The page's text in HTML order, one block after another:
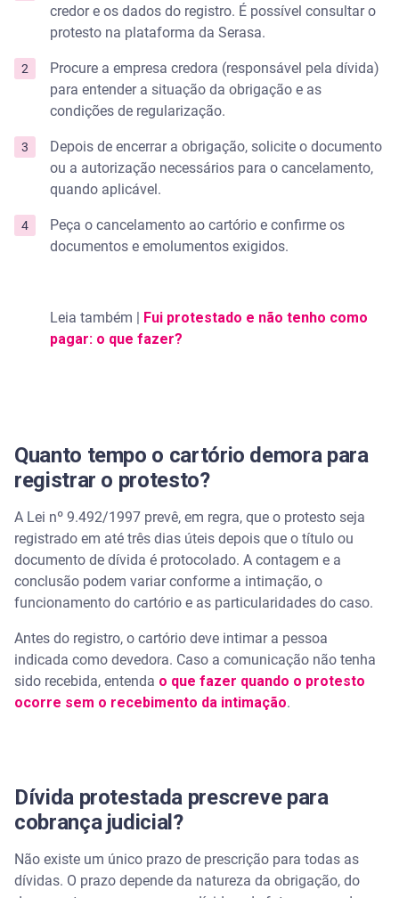
credor e os dados do registro. É possível consultar o
protesto na plataforma da Serasa.
Procure a empresa credora (responsável pela dívida)
para entender a situação da obrigação e as
condições de regularização.
Depois de encerrar a obrigação, solicite o documento
ou a autorização necessários para o cancelamento,
quando aplicável.
Peça o cancelamento ao cartório e confirme os
documentos e emolumentos exigidos.
Leia também |
Fui protestado e não tenho como
pagar: o que fazer?
Quanto tempo o cartório demora para
registrar o protesto?
A Lei nº 9.492/1997 prevê, em regra, que o protesto seja
registrado em até três dias úteis depois que o título ou
documento de dívida é protocolado. A contagem e a
conclusão podem variar conforme a intimação, o
funcionamento do cartório e as particularidades do caso.
Antes do registro, o cartório deve intimar a pessoa
indicada como devedora. Caso a comunicação não tenha
sido recebida, entenda o que fazer quando o protesto
ocorre sem o recebimento da intimação.
Dívida protestada prescreve para
cobrança judicial?
Não existe um único prazo de prescrição para todas as
dívidas. O prazo depende da natureza da obrigação, do